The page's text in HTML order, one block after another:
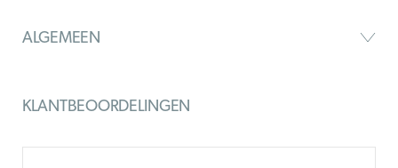
ALGEMEEN
KLANTBEOORDELINGEN